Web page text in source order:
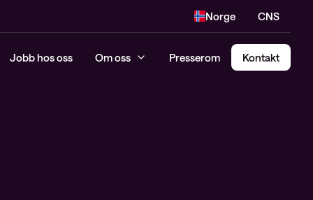
Norge CNS
Jobb hos oss Om oss Presserom Kontakt